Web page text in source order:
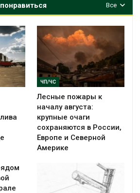
Все
ЧП/ЧС
Лесные пожары к
началу августа:
крупные очаги
сохраняются в России,
Европе и Северной
Америке